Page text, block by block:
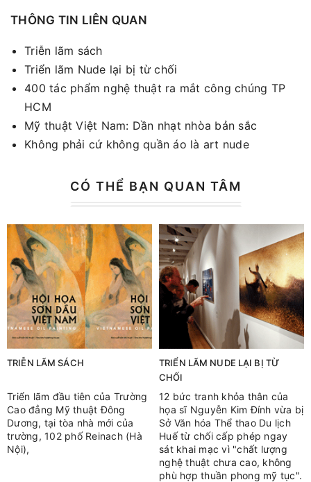
THÔNG TIN LIÊN QUAN
Triễn lãm sách
Triển lãm Nude lại bị từ chối
400 tác phẩm nghệ thuật ra mắt công chúng TP
HCM
Mỹ thuật Việt Nam: Dần nhạt nhòa bản sắc
Không phải cứ không quần áo là art nude
CÓ THỂ BẠN QUAN TÂM
TRIỄN LÃM SÁCH
Triển lãm đầu tiên của Trường
Cao đẳng Mỹ thuật Đông
Dương, tại tòa nhà mới của
trường, 102 phố Reinach (Hà
Nội),
TRIỂN LÃM NUDE LẠI BỊ TỪ
CHỐI
12 bức tranh khỏa thân của
họa sĩ Nguyễn Kim Đính vừa bị
Sở Văn hóa Thể thao Du lịch
Huế từ chối cấp phép ngay
sát khai mạc vì "chất lượng
nghệ thuật chưa cao, không
phù hợp thuần phong mỹ tục".